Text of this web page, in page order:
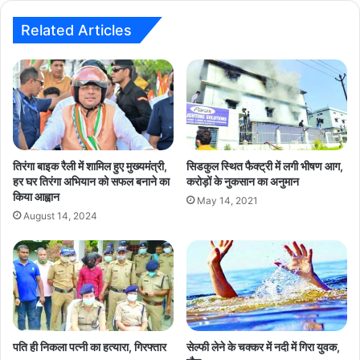
Related Articles
तिरंगा बाइक रैली में शामिल हुए मुख्यमंत्री,
हर घर तिरंगा अभियान को सफल बनाने का
किया आह्वान
August 14, 2024
सिडकुल स्थित फैक्ट्री में लगी भीषण आग,
करोड़ों के नुकसान का अनुमान
May 14, 2021
पति ही निकला पत्नी का हत्यारा, गिरफ्तार
सेल्फी लेने के चक्कर में नदी में गिरा युवक,